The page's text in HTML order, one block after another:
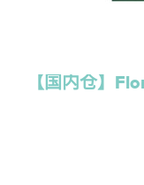
【国内仓】